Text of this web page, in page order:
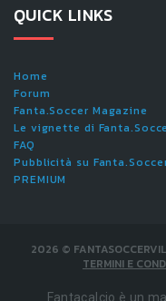
QUICK LINKS
Home
Forum
Fanta.Soccer Magazine
Le vignette di
FAQ
Pubblicità su
PREMIUM
2026 ©
TERMINI E
Fantacalcio è un